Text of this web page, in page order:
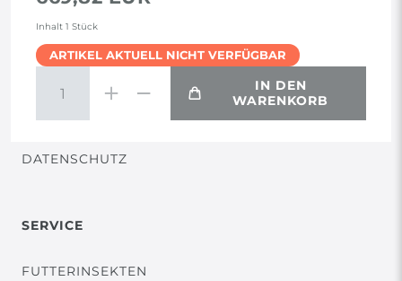
Inhalt 1 Stück
ARTIKEL AKTUELL NICHT VERFÜGBAR
IN DEN
WARENKORB
AGB
WIDERRUF
DATENSCHUTZ
SERVICE
FUTTERINSEKTEN